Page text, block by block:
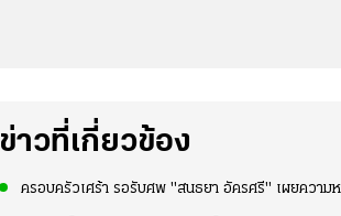
ข่าวที่เกี่ยวข้อง
ครอบครัวเศร้า รอรับศพ "สนธยา อัครศรี" เผยความ